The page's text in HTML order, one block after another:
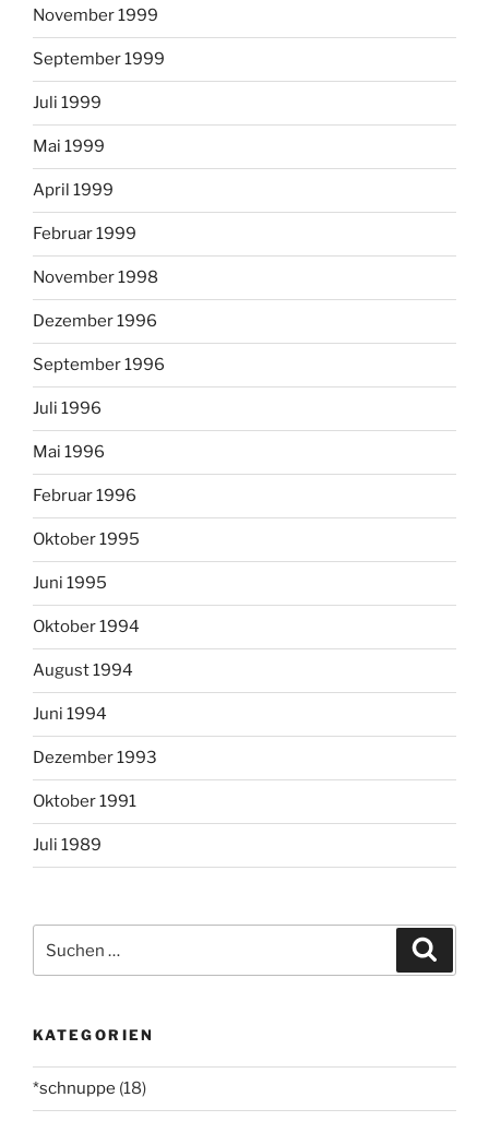
November 1999
September 1999
Juli 1999
Mai 1999
April 1999
Februar 1999
November 1998
Dezember 1996
September 1996
Juli 1996
Mai 1996
Februar 1996
Oktober 1995
Juni 1995
Oktober 1994
August 1994
Juni 1994
Dezember 1993
Oktober 1991
Juli 1989
nach:
KATEGORIEN
*schnuppe (18)